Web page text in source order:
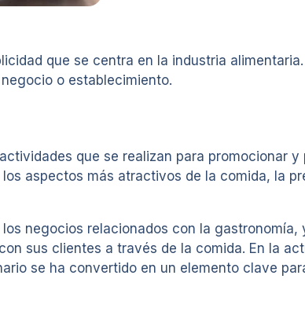
que se centra en la industria
o establecimiento.
que se realizan para promocionar
aspectos más atractivos de la comida, la
negocios relacionados con la
sus clientes a través de la comida. En la
se ha convertido en un elemento clave